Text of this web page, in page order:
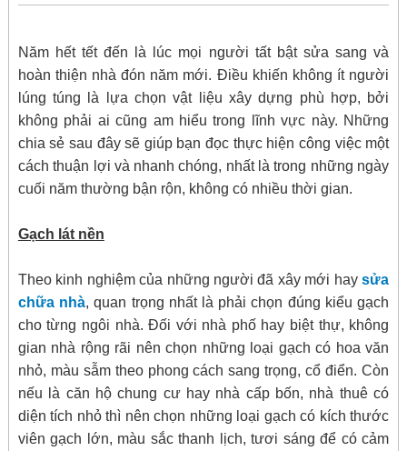
Năm hết tết đến là lúc mọi người tất bật sửa sang và
hoàn thiện nhà đón năm mới. Điều khiến không ít người
lúng túng là lựa chọn vật liệu xây dựng phù hợp, bởi
không phải ai cũng am hiểu trong lĩnh vực này. Những
chia sẻ sau đây sẽ giúp bạn đọc thực hiện công việc một
cách thuận lợi và nhanh chóng, nhất là trong những ngày
cuối năm thường bận rộn, không có nhiều thời gian.
Gạch lát nền
Theo kinh nghiệm của những người đã xây mới haysửa
chữa nhà, quan trọng nhất là phải chọn đúng kiểu gạch
cho từng ngôi nhà. Đối với nhà phố hay biệt thự, không
gian nhà rộng rãi nên chọn những loại gạch có hoa văn
nhỏ, màu sẫm theo phong cách sang trọng, cổ điển. Còn
nếu là căn hộ chung cư hay nhà cấp bốn, nhà thuê có
diện tích nhỏ thì nên chọn những loại gạch có kích thước
viên gạch lớn, màu sắc thanh lịch, tươi sáng để có cảm